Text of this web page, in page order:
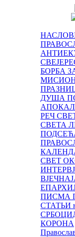
БОРБА
ДУША
РЕЧ
СВЕТА
СВЕТ
ПИСМА
СТАТЬИ
КОРОНА